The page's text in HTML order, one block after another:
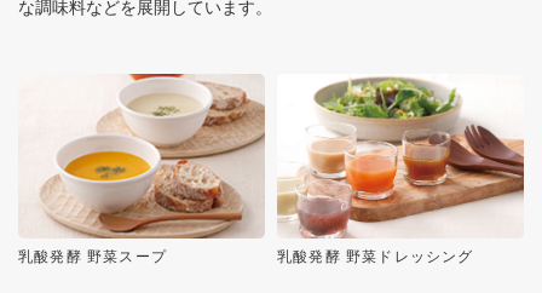
な調味料などを展開しています。
乳酸発酵 野菜スープ 乳酸発酵 野菜ドレッシング